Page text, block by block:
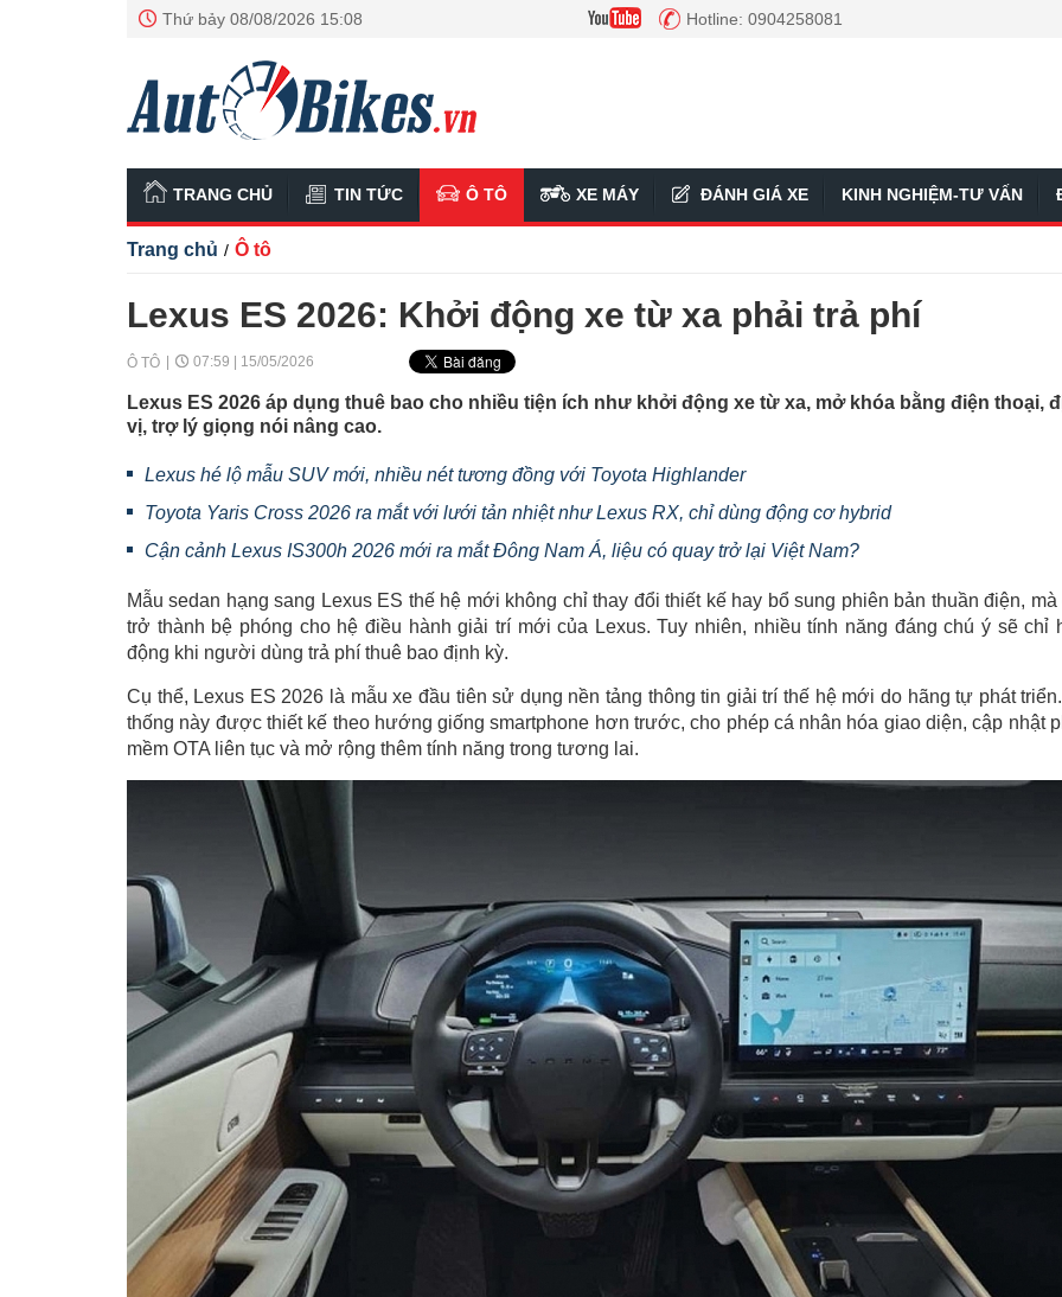
Thứ bảy 08/08/2026 15:08 Hotline: 0904258081
TRANG CHỦ TIN TỨC Ô TÔ XE MÁY ĐÁNH GIÁ XE KINH NGHIỆM-TƯ VẤN
Trang chủ / Ô tô
Lexus ES 2026: Khởi động xe từ xa phải trả phí
Ô TÔ 07:59 | 15/05/2026
Lexus ES 2026 áp dụng thuê bao cho nhiều tiện ích như khởi động xe từ xa, mở khóa bằng điện thoại,
vị, trợ lý giọng nói nâng cao.
Lexus hé lộ mẫu SUV mới, nhiều nét tương đồng với Toyota Highlander
Toyota Yaris Cross 2026 ra mắt với lưới tản nhiệt như Lexus RX, chỉ dùng động cơ hybrid
Cận cảnh Lexus IS300h 2026 mới ra mắt Đông Nam Á, liệu có quay trở lại Việt Nam?
Mẫu sedan hạng sang Lexus ES thế hệ mới không chỉ thay đổi thiết kế hay bổ sung phiên bản thuần điện, mà
trở thành bệ phóng cho hệ điều hành giải trí mới của Lexus. Tuy nhiên, nhiều tính năng đáng chú ý sẽ chỉ
động khi người dùng trả phí thuê bao định kỳ.
Cụ thể, Lexus ES 2026 là mẫu xe đầu tiên sử dụng nền tảng thông tin giải trí thế hệ mới do hãng tự phát
thống này được thiết kế theo hướng giống smartphone hơn trước, cho phép cá nhân hóa giao diện, cập nhật
mềm OTA liên tục và mở rộng thêm tính năng trong tương lai.